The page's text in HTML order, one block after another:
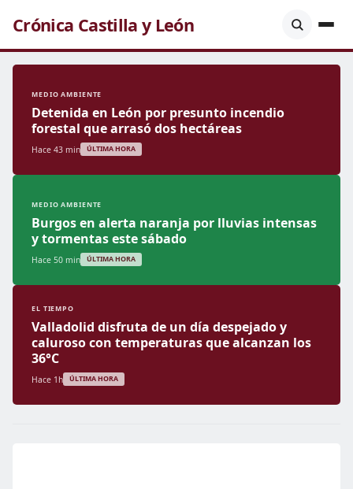
Crónica Castilla y León
MEDIO AMBIENTE
Detenida en León por presunto incendio
forestal que arrasó dos hectáreas
Hace 43 min ÚLTIMA HORA
MEDIO AMBIENTE
Burgos en alerta naranja por lluvias intensas
y tormentas este sábado
Hace 50 min ÚLTIMA HORA
EL TIEMPO
Valladolid disfruta de un día despejado y
caluroso con temperaturas que alcanzan los
36°C
Hace 1h ÚLTIMA HORA